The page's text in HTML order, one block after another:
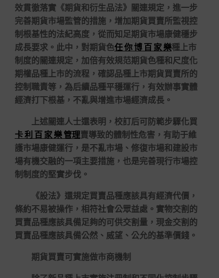
效貫徹落實《期貨和衍生品法》關連規定，進一步
完善期貨市場監管的措施，增加期貨買賣所監視控
制根基性的法紀高度，從而知足期貨市場康健穩步
成長要求。此中，對期貨色任 你 博 百 家 樂種上市
制度的關連規定，加倍有效規范期貨色種和尺度化
期權品種上市的流程，確認品種上市期貨買賣所的
控制職責等，為后續品種平穩運行，有效辦事實體
經濟打下根基，不亂與增進市場經濟成長。
上述關連人士還表明，校訂后可防範步驟化買
卡 利 百 家 樂 管理賣導致的體制性危害，有助于維
護市場康健運行，是不亂市場、修復市場和建設市
場有機交融的一項主要措施，也是完善現行市場控
制制度的堅實步伐。
《設法》還規定買賣品種應該具有經濟代價，
條約不易被操作，相符社會公眾益處。實物交割的
買賣品種應該具備足夠的可供交割量，現金交割的
買賣品種應該具備公然、威望、公允的基準價錢。
期貨買賣可實施做市商機制